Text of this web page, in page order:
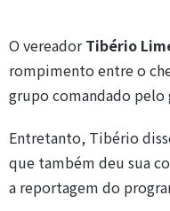
O vereadorTibério
rompimento entre o
grupo comandado
Entretanto, Tibério
que também deu sua
a reportagem do